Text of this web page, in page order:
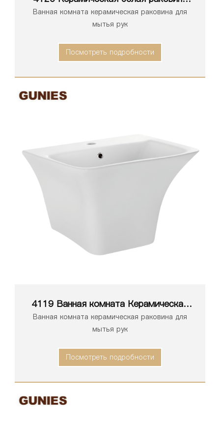
для ванной комнаты, умывальник,
раковина
Ванная комната керамическая раковина для
мытья рук
Посмотреть подробности
4119 Ванная комната Керамическая
белая раковина для унитаза,
умывальник, раковина
Ванная комната керамическая раковина для
мытья рук
Посмотреть подробности